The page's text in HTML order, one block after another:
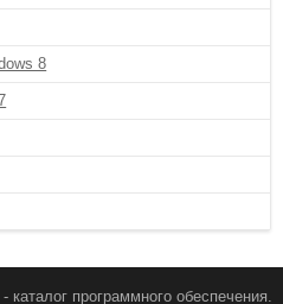
8
программного обеспечения.